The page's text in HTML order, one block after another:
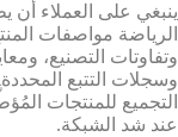
ينبغي على العملاء
الرياضة مواصفات
وتفاوتات التصنيع،
وسجلات التتبع
التجميع للمنتجات
عند شد الشبكة.